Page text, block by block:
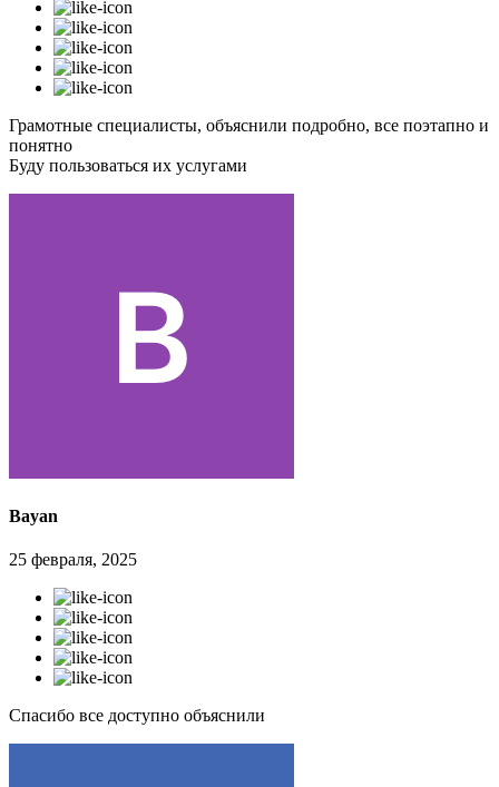
Грамотные специалисты, объяснили подробно, все поэтапно и
понятно
Буду пользоваться их услугами
Bayan
25 февраля, 2025
Спасибо все доступно объяснили